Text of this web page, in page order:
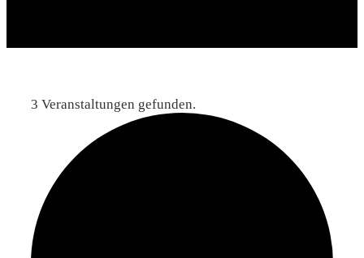
3 Veranstaltungen gefunden.